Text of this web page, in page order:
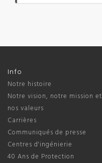
Info
Notre histoire
Notre vision, notre mission et
nos valeurs
Carrières
Communiqués de presse
Centres d'ingénierie
40 Ans de Protection